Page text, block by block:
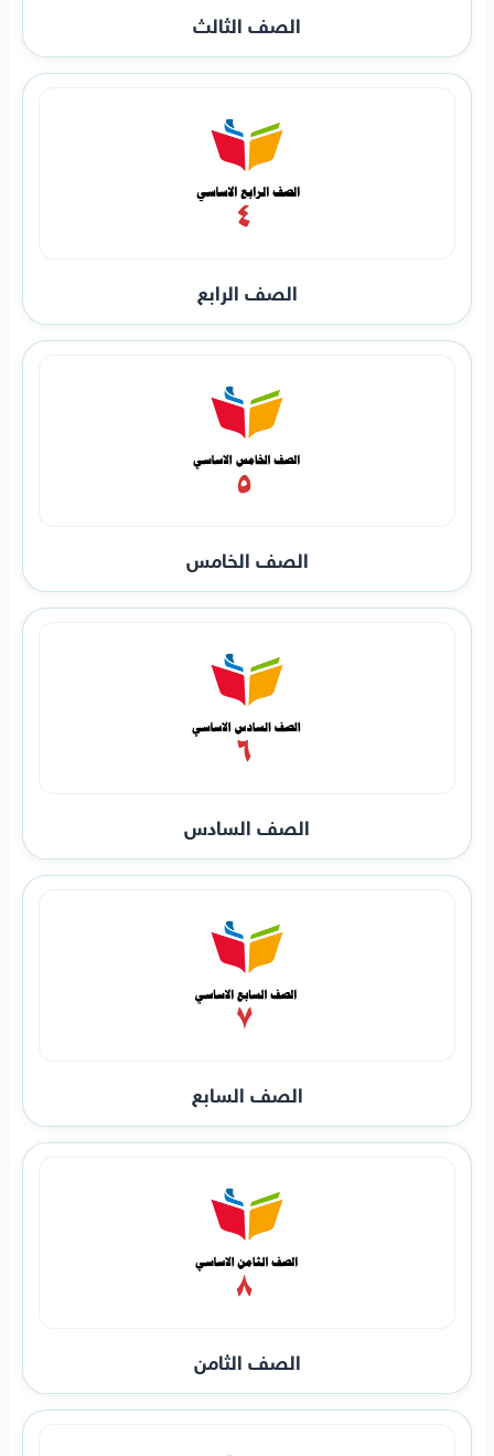
الصف الثالث
الصف الرابع
الصف الخامس
الصف السادس
الصف السابع
الصف الثامن